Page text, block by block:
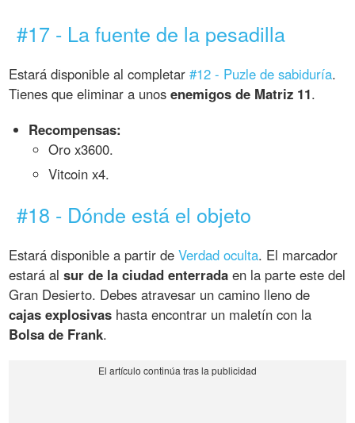
#17 - La fuente de la pesadilla
Estará disponible al completar#12 - Puzle de sabiduría.
Tienes que eliminar a unosenemigos de Matriz 11.
Recompensas:
Oro x3600.
Vitcoin x4.
#18 - Dónde está el objeto
Estará disponible a partir deVerdad oculta. El marcador
estará alsur de la ciudad enterrada en la parte este del
Gran Desierto. Debes atravesar un camino lleno de
cajas explosivas hasta encontrar un maletín con la
Bolsa de Frank.